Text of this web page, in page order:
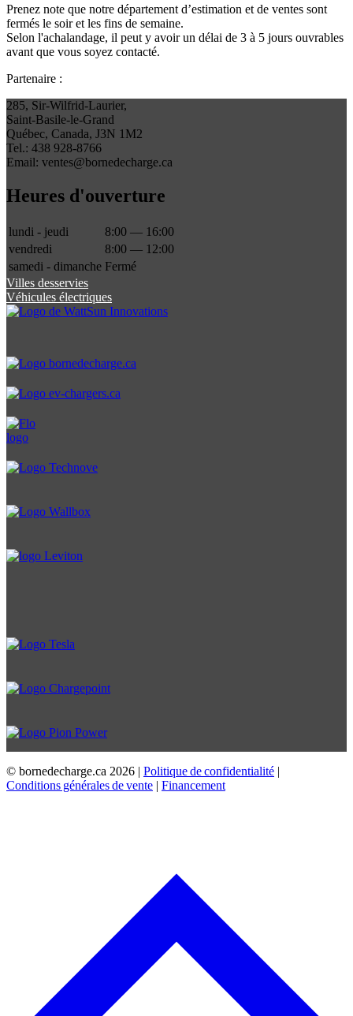
Prenez note que notre département d’estimation et de ventes sont
fermés le soir et les fins de semaine.
Selon l'achalandage, il peut y avoir un délai de 3 à 5 jours ouvrables
avant que vous soyez contacté.
Partenaire :
285, Sir-Wilfrid-Laurier,
Saint-Basile-le-Grand
Québec, Canada, J3N 1M2
Tel.: 438 928-8766
Email: ventes@bornedecharge.ca
Heures d'ouverture
lundi - jeudi
8:00 — 16:00
vendredi
8:00 — 12:00
samedi - dimanche Fermé
Villes desservies
Véhicules électriques
© bornedecharge.ca 2026 | Politique de confidentialité |
Conditions générales de vente | Financement